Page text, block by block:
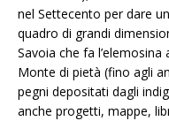
nel Settecento per dare
quadro di grandi
Savoia che fa
Monte di pietà (fino agli
pegni depositati dagli
anche progetti, mappe,